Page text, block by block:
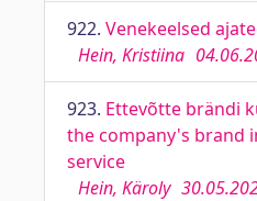
922. Venekeelsed
Hein, Kristiina
923. Ettevõtte brändi
the company's brand
service
Hein, Käroly